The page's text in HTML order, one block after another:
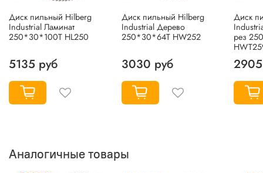
Диск пильный Hilberg
Industrial Ламинат
250*30*100Т HL250
5135 руб
Диск пильный Hilberg
Industrial Дерево
250*30*64Т HW252
3030 руб
Диск
рез
Аналогичные товары